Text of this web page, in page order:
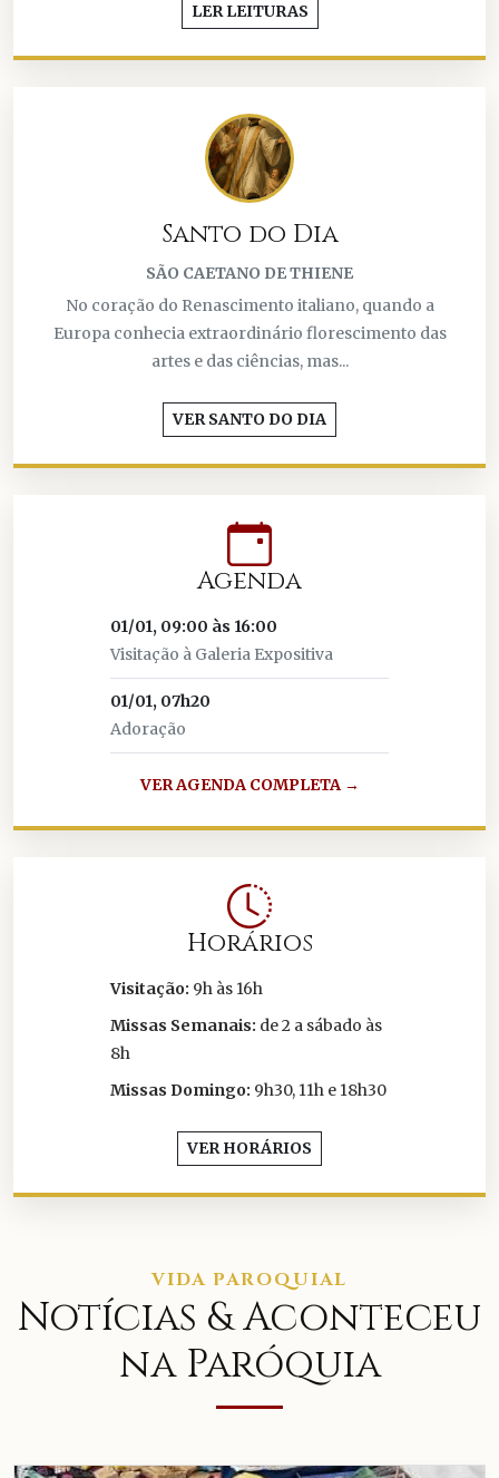
LER LEITURAS
Santo do Dia
SÃO CAETANO DE THIENE
No coração do Renascimento italiano, quando a
Europa conhecia extraordinário florescimento das
artes e das ciências, mas...
VER SANTO DO DIA
Agenda
01/01, 09:00 às 16:00
Visitação à Galeria Expositiva
01/01, 07h20
Adoração
VER AGENDA COMPLETA →
Horários
Visitação: 9h às 16h
Missas Semanais: de 2 a sábado às
8h
Missas Domingo: 9h30, 11h e 18h30
VER HORÁRIOS
VIDA PAROQUIAL
Notícias & Aconteceu
na Paróquia